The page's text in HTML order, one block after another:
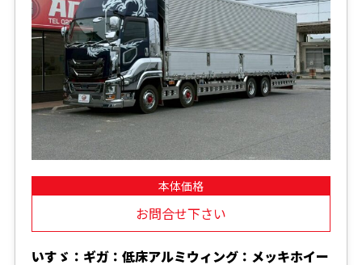
本体価格
お問合せ下さい
いすゞ：ギガ：低床アルミウィング：メッキホイー